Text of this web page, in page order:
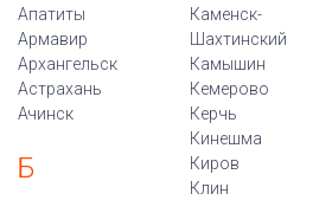
Апатиты
Армавир
Архангельск
Астрахань
Ачинск
Б
Каменск-
Шахтинский
Камышин
Кемерово
Керчь
Кинешма
Киров
Клин